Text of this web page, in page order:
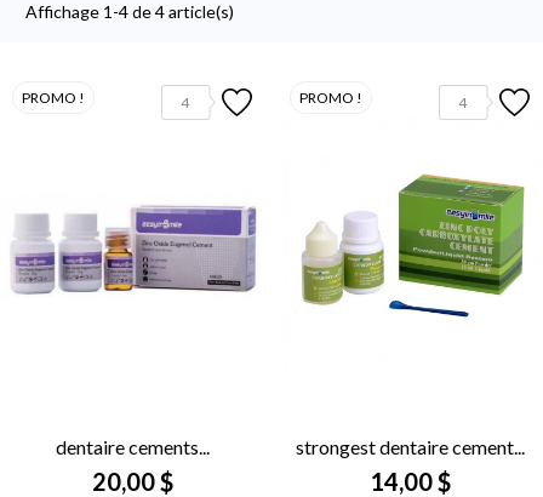
Affichage 1-4 de 4 article(s)
4
PROMO !
dentaire cements...
20,00 $
4
PROMO !
strongest dentaire cement...
14,00 $